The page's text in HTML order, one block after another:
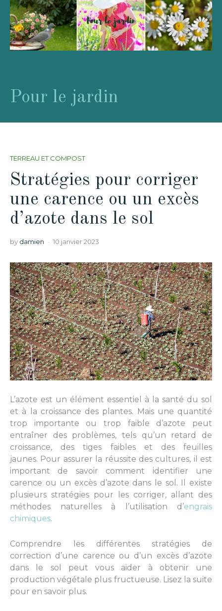
Pour le jardin
TERREAU ET COMPOST
Stratégies pour corriger
une carence ou un excès
d’azote dans le sol
by damien 10 janvier 2023
L’azote est un élément essentiel à la santé du sol
et à la croissance des plantes. Mais une quantité
trop importante ou trop faible d’azote peut
entraîner des problèmes, tels qu’un retard de
croissance, des tiges faibles et des feuilles
jaunes. Pour assurer la réussite des cultures, il est
important de savoir comment identifier une
carence ou un excès d’azote dans le sol. Il existe
plusieurs stratégies pour les corriger, allant des
méthodes naturelles à l’utilisation d’engrais
chimiques.
Comprendre les différentes stratégies de
correction d’une carence ou d’un excès d’azote
dans le sol peut vous aider à obtenir une
production végétale plus fructueuse. Lisez la suite
pour en savoir plus.